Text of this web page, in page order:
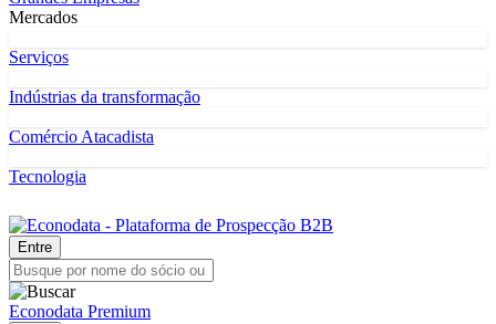
Mercados
Serviços
Indústrias da transformação
Comércio Atacadista
Tecnologia
Entre
Econodata Premium